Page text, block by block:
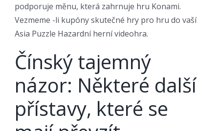
podporuje měnu, která zahrnuje hru Konami.
Vezmeme -li kupóny skutečné hry pro hru do vaší
Asia Puzzle Hazardní herní videohra.
Čínský tajemný
názor: Některé další
přístavy, které se